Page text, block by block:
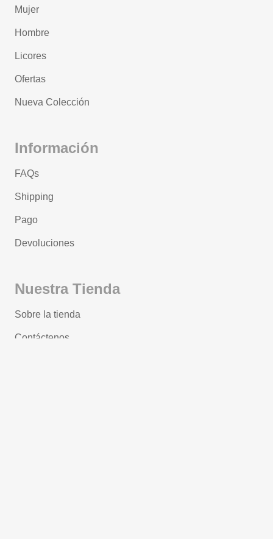
Mujer
Hombre
Licores
Ofertas
Nueva Colección
Información
FAQs
Shipping
Pago
Devoluciones
Nuestra Tienda
Sobre la tienda
Contáctenos